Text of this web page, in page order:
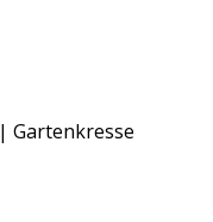
Gartenkresse